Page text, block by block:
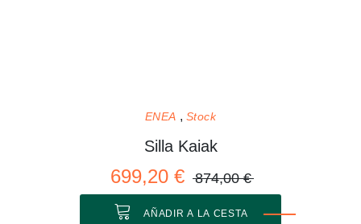
ENEA Stock
Silla Kaiak
699,20 € 874,00 €
AÑADIR A LA CESTA